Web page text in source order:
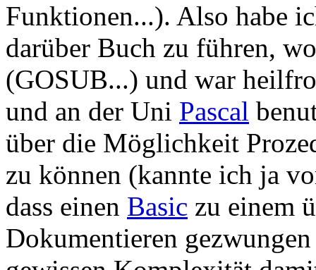
Funktionen...). Also habe
darüber Buch zu führen,
(GOSUB...) und war
und an der Uni Pascal
über die Möglichkeit
zu können (kannte ich ja
dass einen Basic zu einem
Dokumentieren